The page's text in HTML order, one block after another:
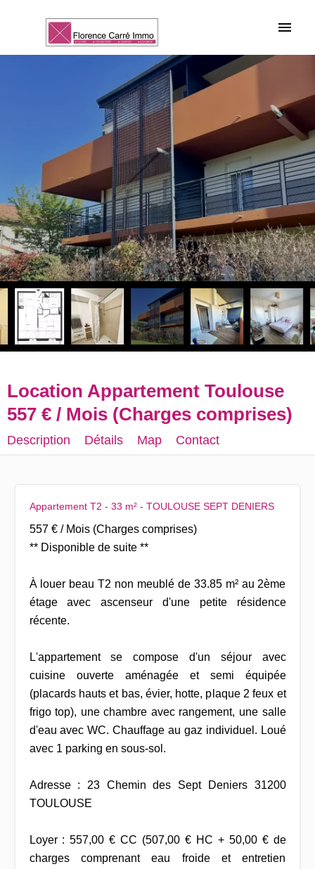
Location Appartement Toulouse
557 € / Mois (Charges comprises)
Description Détails Map Contact
Appartement T2 - 33 m² - TOULOUSE SEPT DENIERS
557 € / Mois (Charges comprises)
** Disponible de suite **
À louer beau T2 non meublé de 33.85 m² au 2ème
étage avec ascenseur d'une petite résidence
récente.
L'appartement se compose d'un séjour avec
cuisine ouverte aménagée et semi équipée
(placards hauts et bas, évier, hotte, plaque 2 feux et
frigo top), une chambre avec rangement, une salle
d'eau avec WC. Chauffage au gaz individuel. Loué
avec 1 parking en sous-sol.
Adresse : 23 Chemin des Sept Deniers 31200
TOULOUSE
Loyer : 557,00 € CC (507,00 € HC + 50,00 € de
charges comprenant eau froide et entretien